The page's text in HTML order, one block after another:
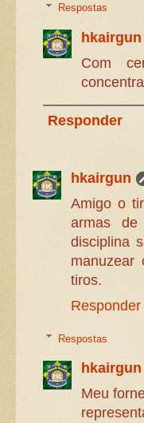
Respostas
hkairgun
Com
Responder
hkairgun
Amigo o
armas
disciplina
tiros.
Responder
Respostas
hkairgun
Meu